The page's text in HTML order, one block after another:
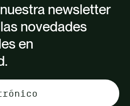
newsletter
novedades
en